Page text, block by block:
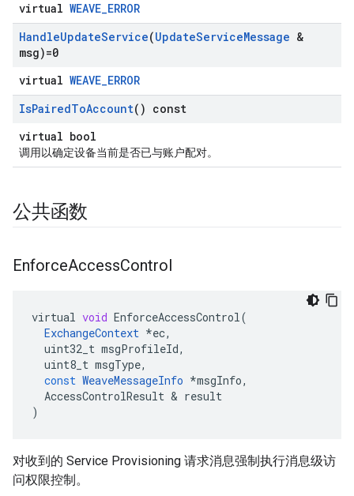
virtual WEAVE_ERROR
HandleUpdateService(UpdateServiceMessage &
msg)=0
virtual WEAVE_ERROR
IsPairedToAccount() const
virtual bool
调用以确定设备当前是否已与账户配对。
公共函数
EnforceAccessControl
virtual void EnforceAccessControl(
ExchangeContext *ec,
uint32_t msgProfileId,
uint8_t msgType,
const WeaveMessageInfo *msgInfo,
AccessControlResult & result
)
对收到的 Service Provisioning 请求消息强制执行消息级访
问权限控制。